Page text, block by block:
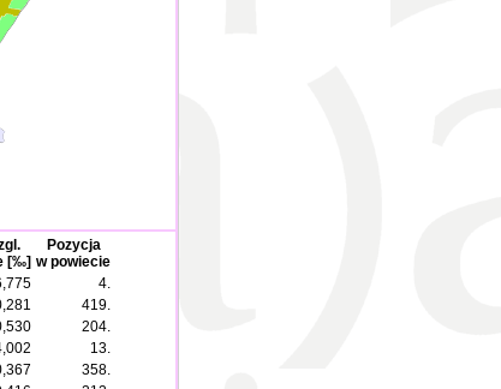
[‰]
Pozycja
w powiecie
4.
419.
204.
13.
358.